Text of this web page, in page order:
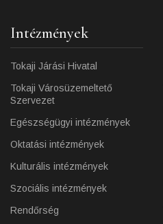
Intézmények
Tokaji Járási Hivatal
Tokaji Városüzemeltető
Szervezet
Egészségügyi intézmények
Oktatási intézmények
Kulturális intézmények
Szociális intézmények
Rendőrség